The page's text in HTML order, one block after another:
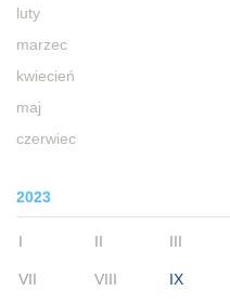
luty
marzec
kwiecień
maj
czerwiec
2023
I II III
VII VIII IX